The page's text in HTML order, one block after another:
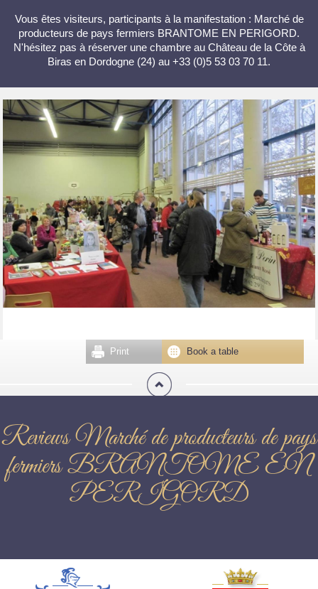
Vous êtes visiteurs, participants à la manifestation : Marché de
producteurs de pays fermiers BRANTOME EN PERIGORD.
N'hésitez pas à réserver une chambre au Château de la Côte à
Biras en Dordogne (24) au +33 (0)5 53 03 70 11.
Book a table
Print
Reviews Marché de producteurs de pays
fermiers BRANTOME EN
PERIGORD